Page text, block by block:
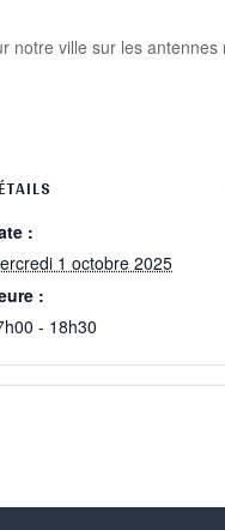
notre ville sur les antennes
:
1 octobre 2025
:
- 18h30